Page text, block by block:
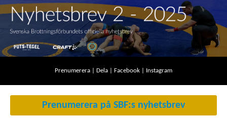
Prenumerera Dela Facebook Instagram
Prenumerera på SBF:s nyhetsbrev